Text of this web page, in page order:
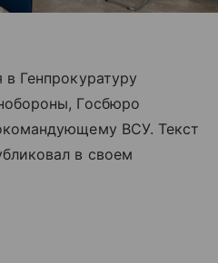
Генпрокуратуру
Госбюро
ВСУ. Текст
в своем